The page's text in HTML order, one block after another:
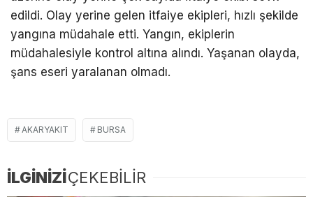
edildi. Olay yerine gelen itfaiye ekipleri, hızlı şekilde
yangına müdahale etti. Yangın, ekiplerin
müdahalesiyle kontrol altına alındı. Yaşanan olayda,
şans eseri yaralanan olmadı.
AKARYAKIT BURSA
İLGİNİZİÇEKEBİLİR